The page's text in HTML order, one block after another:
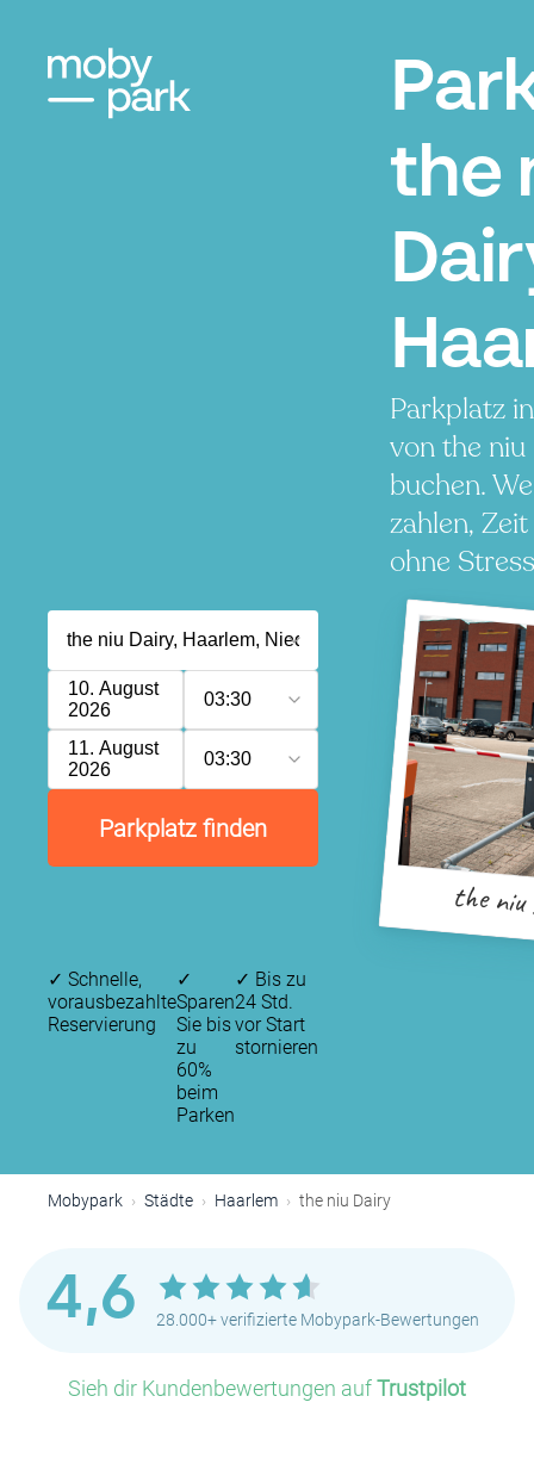
the
Parkplatz
von the
buchen.
zahlen,
ohne
10. August
2026
03:30
11. August
2026
03:30
Parkplatz finden
the
✓ Schnelle,
vorausbezahlte
Reservierung
✓
Sparen
Sie bis
zu
60%
beim
Parken
✓ Bis zu
24 Std.
vor Start
stornieren
Mobypark Städte Haarlem the niu Dairy
4,6 28.000+ verifizierte Mobypark-Bewertungen
Sieh dir Kundenbewertungen aufTrustpilot